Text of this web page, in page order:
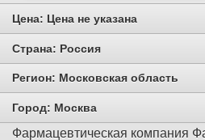
Цена: Цена не указана
Страна: Россия
Регион: Московская область
Город: Москва
Фармацевтическая компания